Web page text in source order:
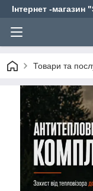
Інтернет -магазин
Товари та